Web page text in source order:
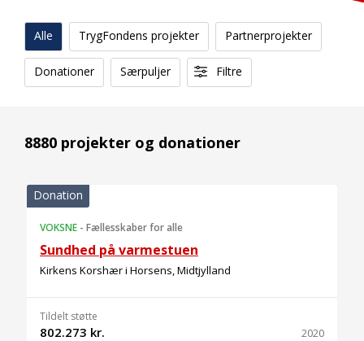
Alle TrygFondens projekter Partnerprojekter
Donationer Særpuljer Filtre
8880 projekter og donationer
Donation
VOKSNE - Fællesskaber for alle
Sundhed på varmestuen
Kirkens Korshær i Horsens, Midtjylland
Tildelt støtte
802.273 kr. 2020